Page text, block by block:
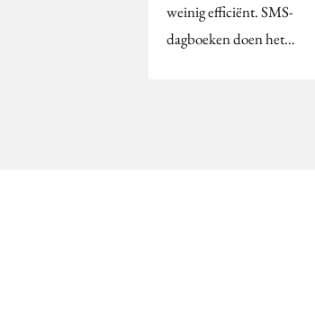
weinig efficiënt. SMS-
dagboeken doen het…